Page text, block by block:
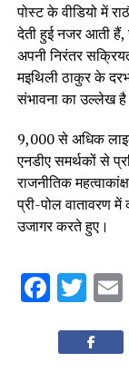
पोस्ट के वीडियो में
देती हुई नजर आती हैं,
अपनी निरंतर
मइथिली ठाकुर के
संभावना का उल्लेख
9,000 से अधिक
एनडीए समर्थकों से
राजनीतिक
प्री-पोल वातावरण
उजागर करते हुए।